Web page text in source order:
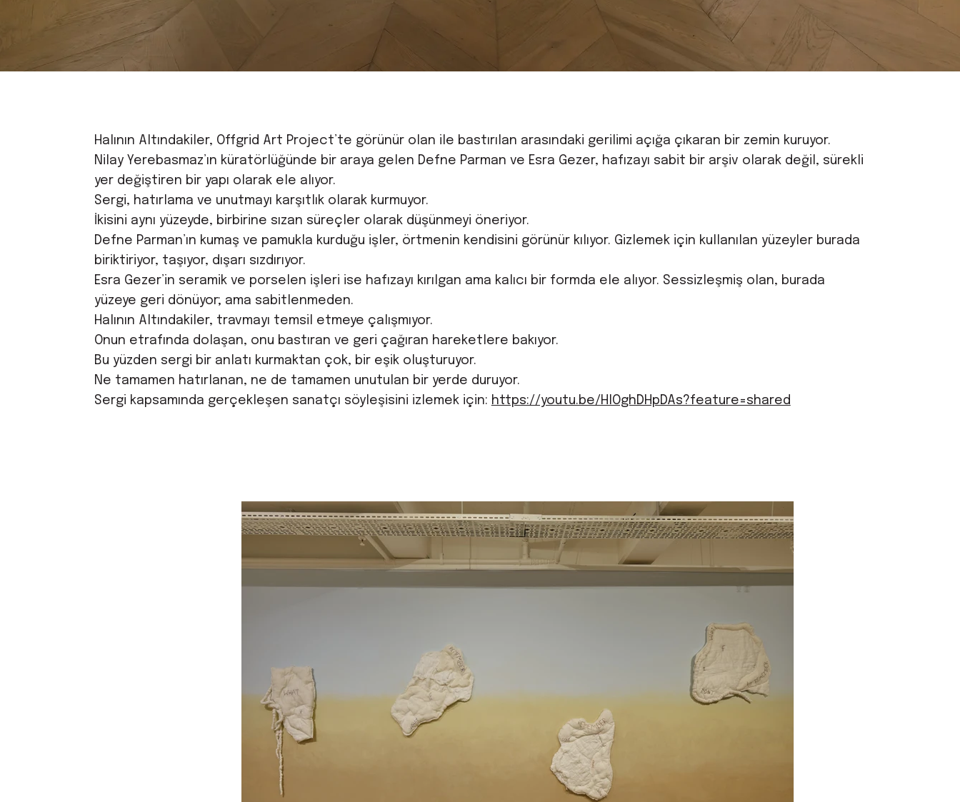
Halının Altındakiler, Offgrid Art Project’te görünür olan ile bastırılan arasındaki gerilimi açığa çıkaran bir zemin kuruyor.
Nilay Yerebasmaz’ın küratörlüğünde bir araya gelen Defne Parman ve Esra Gezer, hafızayı sabit bir arşiv olarak değil, sürekli
yer değiştiren bir yapı olarak ele alıyor.
Sergi, hatırlama ve unutmayı karşıtlık olarak kurmuyor.
İkisini aynı yüzeyde, birbirine sızan süreçler olarak düşünmeyi öneriyor.
Defne Parman’ın kumaş ve pamukla kurduğu işler, örtmenin kendisini görünür kılıyor. Gizlemek için kullanılan yüzeyler burada
biriktiriyor, taşıyor, dışarı sızdırıyor.
Esra Gezer’in seramik ve porselen işleri ise hafızayı kırılgan ama kalıcı bir formda ele alıyor. Sessizleşmiş olan, burada
yüzeye geri dönüyor; ama sabitlenmeden.
Halının Altındakiler, travmayı temsil etmeye çalışmıyor.
Onun etrafında dolaşan, onu bastıran ve geri çağıran hareketlere bakıyor.
Bu yüzden sergi bir anlatı kurmaktan çok, bir eşik oluşturuyor.
Ne tamamen hatırlanan, ne de tamamen unutulan bir yerde duruyor.
Sergi kapsamında gerçekleşen sanatçı söyleşisini izlemek için: https://youtu.be/HlOghDHpDAs?feature=shared